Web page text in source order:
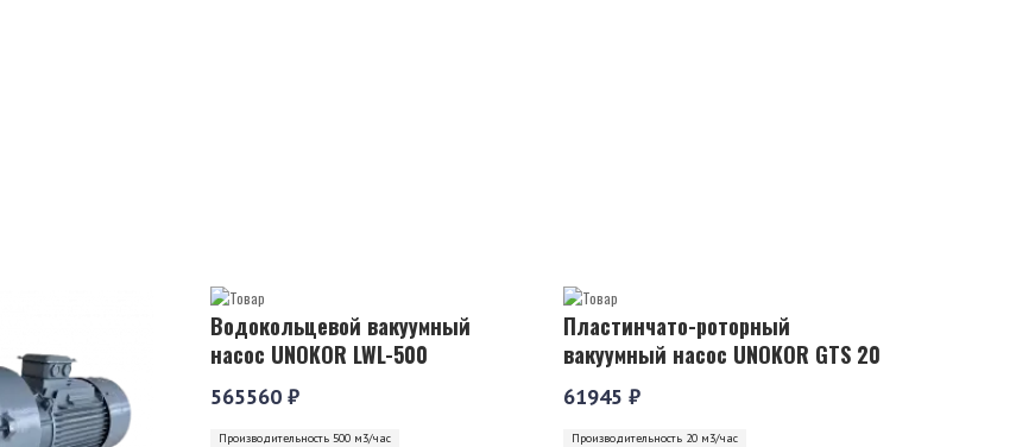
Водокольцевой вакуумный
насос UNOKOR LWL-500
565560 ₽
Производительность 500 м3/час
Пластинчато-роторный
вакуумный насос UNOKOR GTS 20
61945 ₽
Производительность 20 м3/час